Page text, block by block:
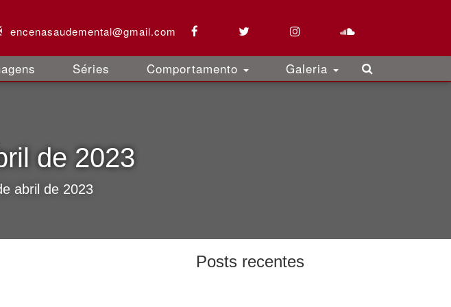
encenasaudemental@gmail.com
Séries Comportamento Galeria
de 2023
abril de 2023
Posts recentes